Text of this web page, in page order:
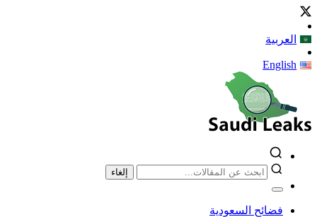
العربية
English
إلغاء
فضائح السعودية